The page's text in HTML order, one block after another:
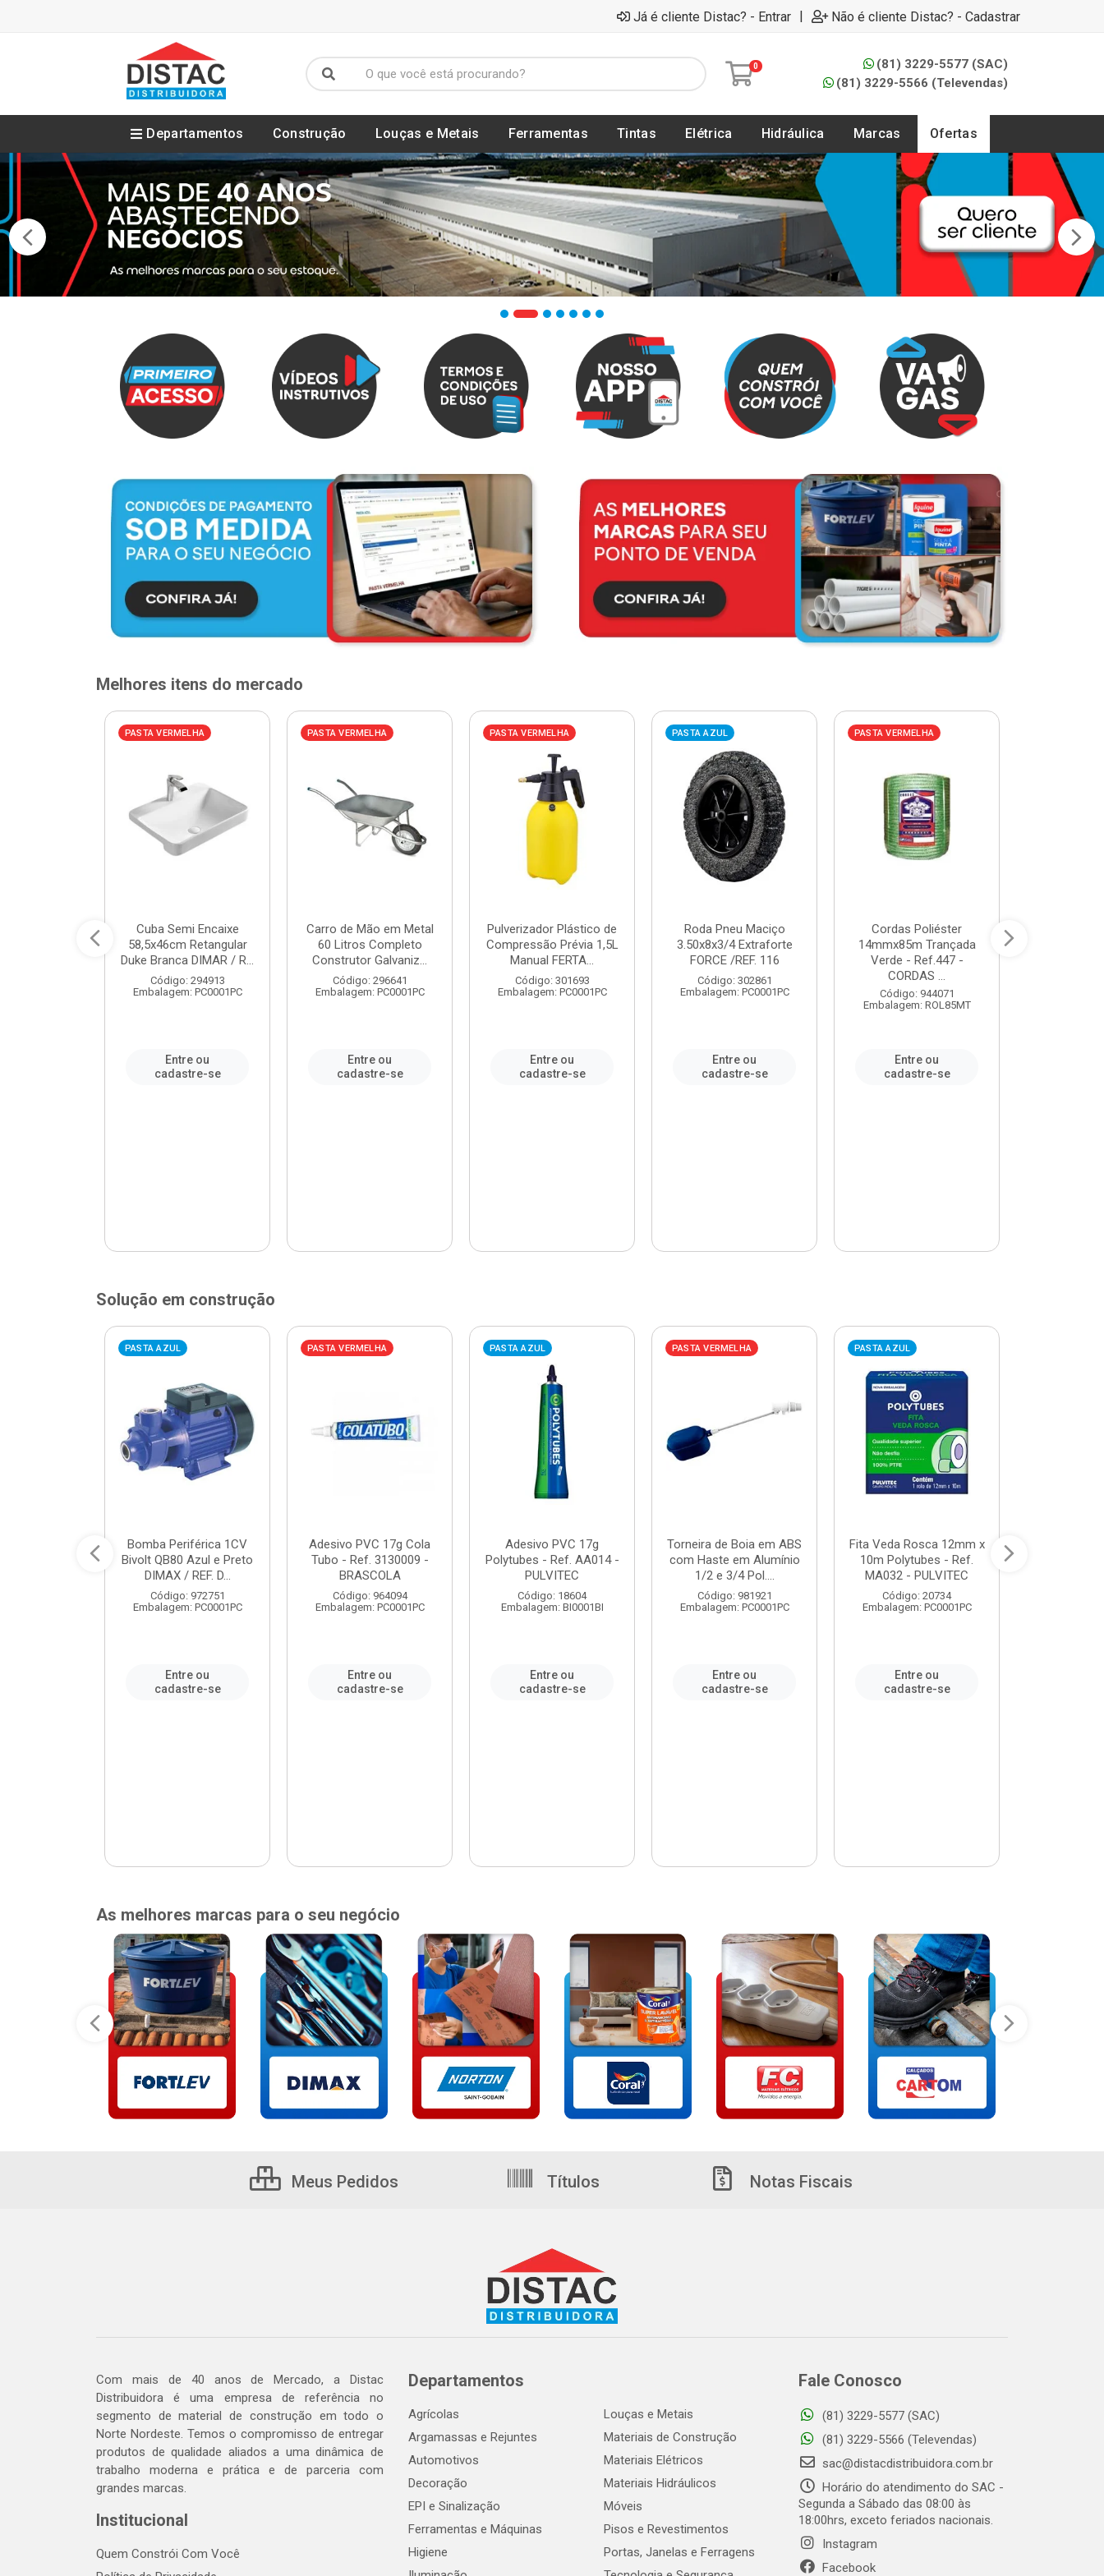
Já é cliente Distac? - Entrar | Não é cliente Distac? - Cadastrar
0
(81) 3229-5577 (SAC)
(81) 3229-5566 (Televendas)
Departamentos Construção Louças e Metais Ferramentas Tintas Elétrica Hidráulica Marcas Ofertas
Melhores itens do mercado
PASTA VERMELHA
Cuba Semi Encaixe
58,5x46cm Retangular
Duke Branca DIMAR / R...
Código: 294913
Embalagem: PC0001PC
Entre ou
cadastre-se
PASTA VERMELHA
Carro de Mão em Metal
60 Litros Completo
Construtor Galvaniz...
Código: 296641
Embalagem: PC0001PC
Entre ou
cadastre-se
PASTA VERMELHA
Pulverizador Plástico de
Compressão Prévia 1,5L
Manual FERTA...
Código: 301693
Embalagem: PC0001PC
Entre ou
cadastre-se
PASTA AZUL
Roda Pneu Maciço
3.50x8x3/4 Extraforte
FORCE /REF. 116
Código: 302861
Embalagem: PC0001PC
Entre ou
cadastre-se
PASTA VERMELHA
Cordas Poliéster
14mmx85m Trançada
Verde - Ref.447 -
CORDAS ...
Código: 944071
Embalagem: ROL85MT
Entre ou
cadastre-se
Solução em construção
PASTA AZUL
Bomba Periférica 1CV
Bivolt QB80 Azul e Preto
DIMAX / REF. D...
Código: 972751
Embalagem: PC0001PC
Entre ou
cadastre-se
PASTA VERMELHA
Adesivo PVC 17g Cola
Tubo - Ref. 3130009 -
BRASCOLA
Código: 964094
Embalagem: PC0001PC
Entre ou
cadastre-se
PASTA AZUL
Adesivo PVC 17g
Polytubes - Ref. AA014 -
PULVITEC
Código: 18604
Embalagem: BI0001BI
Entre ou
cadastre-se
PASTA VERMELHA
Torneira de Boia em ABS
com Haste em Alumínio
1/2 e 3/4 Pol....
Código: 981921
Embalagem: PC0001PC
Entre ou
cadastre-se
PASTA AZUL
Fita Veda Rosca 12mm x
10m Polytubes - Ref.
MA032 - PULVITEC
Código: 20734
Embalagem: PC0001PC
Entre ou
cadastre-se
As melhores marcas para o seu negócio
Meus Pedidos Títulos Notas Fiscais
Com mais de 40 anos de Mercado, a Distac
Distribuidora é uma empresa de referência no
segmento de material de construção em todo o
Norte Nordeste. Temos o compromisso de entregar
produtos de qualidade aliados a uma dinâmica de
trabalho moderna e prática e de parceria com
grandes marcas.
Institucional
Quem Constrói Com Você
Departamentos
Agrícolas
Argamassas e Rejuntes
Automotivos
Decoração
EPI e Sinalização
Ferramentas e Máquinas
Higiene
Louças e Metais
Materiais de Construção
Materiais Elétricos
Materiais Hidráulicos
Móveis
Pisos e Revestimentos
Portas, Janelas e Ferragens
Fale Conosco
(81) 3229-5577 (SAC)
(81) 3229-5566 (Televendas)
sac@distacdistribuidora.com.br
Horário do atendimento do SAC -
Segunda a Sábado das 08:00 às
18:00hrs, exceto feriados nacionais.
Instagram
Facebook